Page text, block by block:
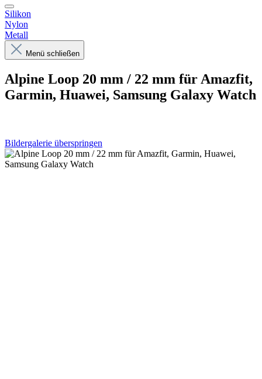
Silikon
Nylon
Metall
Menü schließen
Alpine Loop 20 mm / 22 mm für Amazfit,
Garmin, Huawei, Samsung Galaxy Watch
Bildergalerie überspringen